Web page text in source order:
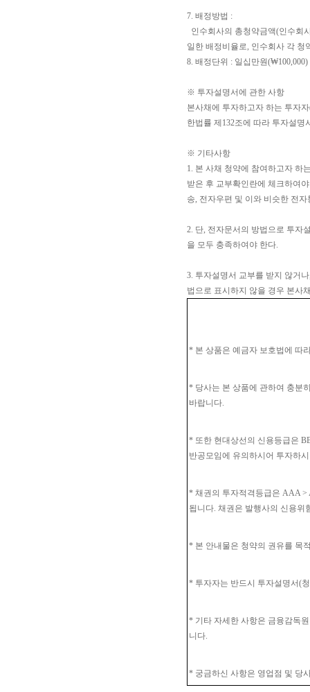
7. 배정방법 :
인수회사의 총청약금액(인수회
일한 배정비율로, 인수회사 각
8. 배정단위 : 일십만원(₩100,000)
※ 투자설명서에 관한 사항
본사채에 투자하고자 하는 투자
한법률 제132조에 따라 투자설
※ 기타사항
1. 본 사채 청약에 참여하고자 하
받은 후 교부확인란에 체크하여
송, 전자우편 및 이와 비슷한 전
2. 단, 전자문서의 방법으로 투자
을 모두 충족하여야 한다.
3. 투자설명서 교부를 받지 않거
법으로 표시하지 않을 경우 본사
* 본 상품은 예금자 보호법에 따
* 당사는 본 상품에 관하여 충분
바랍니다.
* 또한 현대상선의 신용등급은
반공모임에 유의하시어 투자하
* 채권의 투자적격등급은 AAA >
됩니다. 채권은 발행사의 신용위
* 본 안내물은 청약의 권유를 목
* 투자자는 반드시 투자설명서(
* 기타 자세한 사항은 금융감독
니다.
* 궁금하신 사항은 영업점 및 당